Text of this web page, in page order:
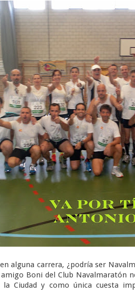
alguna carrera, ¿podría ser
Boni del Club Navalmaratón
Ciudad y como única cuesta